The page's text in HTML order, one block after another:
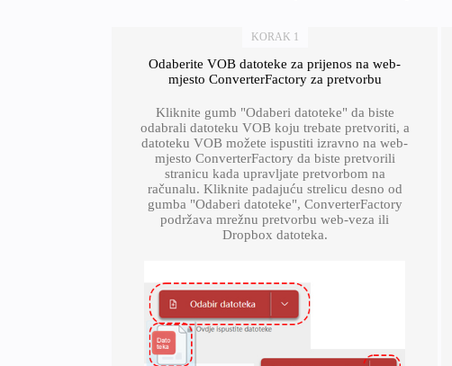
KORAK 1
Odaberite VOB datoteke za prijenos na web-
mjesto ConverterFactory za pretvorbu
Kliknite gumb "Odaberi datoteke" da biste
odabrali datoteku VOB koju trebate pretvoriti, a
datoteku VOB možete ispustiti izravno na web-
mjesto ConverterFactory da biste pretvorili
stranicu kada upravljate pretvorbom na
računalu. Kliknite padajuću strelicu desno od
gumba "Odaberi datoteke", ConverterFactory
podržava mrežnu pretvorbu web-veza ili
Dropbox datoteka.